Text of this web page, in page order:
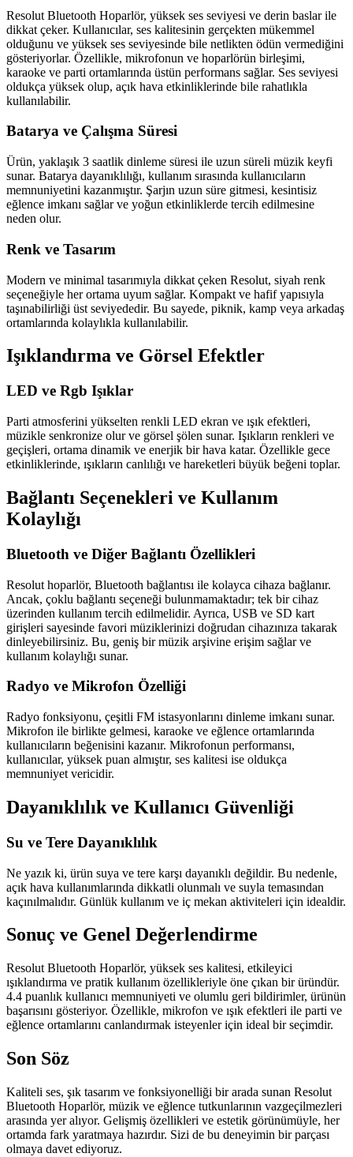
Resolut Bluetooth Hoparlör, yüksek ses seviyesi ve derin baslar ile
dikkat çeker. Kullanıcılar, ses kalitesinin gerçekten mükemmel
olduğunu ve yüksek ses seviyesinde bile netlikten ödün vermediğini
gösteriyorlar. Özellikle, mikrofonun ve hoparlörün birleşimi,
karaoke ve parti ortamlarında üstün performans sağlar. Ses seviyesi
oldukça yüksek olup, açık hava etkinliklerinde bile rahatlıkla
kullanılabilir.
Batarya ve Çalışma Süresi
Ürün, yaklaşık 3 saatlik dinleme süresi ile uzun süreli müzik keyfi
sunar. Batarya dayanıklılığı, kullanım sırasında kullanıcıların
memnuniyetini kazanmıştır. Şarjın uzun süre gitmesi, kesintisiz
eğlence imkanı sağlar ve yoğun etkinliklerde tercih edilmesine
neden olur.
Renk ve Tasarım
Modern ve minimal tasarımıyla dikkat çeken Resolut, siyah renk
seçeneğiyle her ortama uyum sağlar. Kompakt ve hafif yapısıyla
taşınabilirliği üst seviyededir. Bu sayede, piknik, kamp veya arkadaş
ortamlarında kolaylıkla kullanılabilir.
Işıklandırma ve Görsel Efektler
LED ve Rgb Işıklar
Parti atmosferini yükselten renkli LED ekran ve ışık efektleri,
müzikle senkronize olur ve görsel şölen sunar. Işıkların renkleri ve
geçişleri, ortama dinamik ve enerjik bir hava katar. Özellikle gece
etkinliklerinde, ışıkların canlılığı ve hareketleri büyük beğeni toplar.
Bağlantı Seçenekleri ve Kullanım
Kolaylığı
Bluetooth ve Diğer Bağlantı Özellikleri
Resolut hoparlör, Bluetooth bağlantısı ile kolayca cihaza bağlanır.
Ancak, çoklu bağlantı seçeneği bulunmamaktadır; tek bir cihaz
üzerinden kullanım tercih edilmelidir. Ayrıca, USB ve SD kart
girişleri sayesinde favori müziklerinizi doğrudan cihazınıza takarak
dinleyebilirsiniz. Bu, geniş bir müzik arşivine erişim sağlar ve
kullanım kolaylığı sunar.
Radyo ve Mikrofon Özelliği
Radyo fonksiyonu, çeşitli FM istasyonlarını dinleme imkanı sunar.
Mikrofon ile birlikte gelmesi, karaoke ve eğlence ortamlarında
kullanıcıların beğenisini kazanır. Mikrofonun performansı,
kullanıcılar, yüksek puan almıştır, ses kalitesi ise oldukça
memnuniyet vericidir.
Dayanıklılık ve Kullanıcı Güvenliği
Su ve Tere Dayanıklılık
Ne yazık ki, ürün suya ve tere karşı dayanıklı değildir. Bu nedenle,
açık hava kullanımlarında dikkatli olunmalı ve suyla temasından
kaçınılmalıdır. Günlük kullanım ve iç mekan aktiviteleri için idealdir.
Sonuç ve Genel Değerlendirme
Resolut Bluetooth Hoparlör, yüksek ses kalitesi, etkileyici
ışıklandırma ve pratik kullanım özellikleriyle öne çıkan bir üründür.
4.4 puanlık kullanıcı memnuniyeti ve olumlu geri bildirimler, ürünün
başarısını gösteriyor. Özellikle, mikrofon ve ışık efektleri ile parti ve
eğlence ortamlarını canlandırmak isteyenler için ideal bir seçimdir.
Son Söz
Kaliteli ses, şık tasarım ve fonksiyonelliği bir arada sunan Resolut
Bluetooth Hoparlör, müzik ve eğlence tutkunlarının vazgeçilmezleri
arasında yer alıyor. Gelişmiş özellikleri ve estetik görünümüyle, her
ortamda fark yaratmaya hazırdır. Sizi de bu deneyimin bir parçası
olmaya davet ediyoruz.